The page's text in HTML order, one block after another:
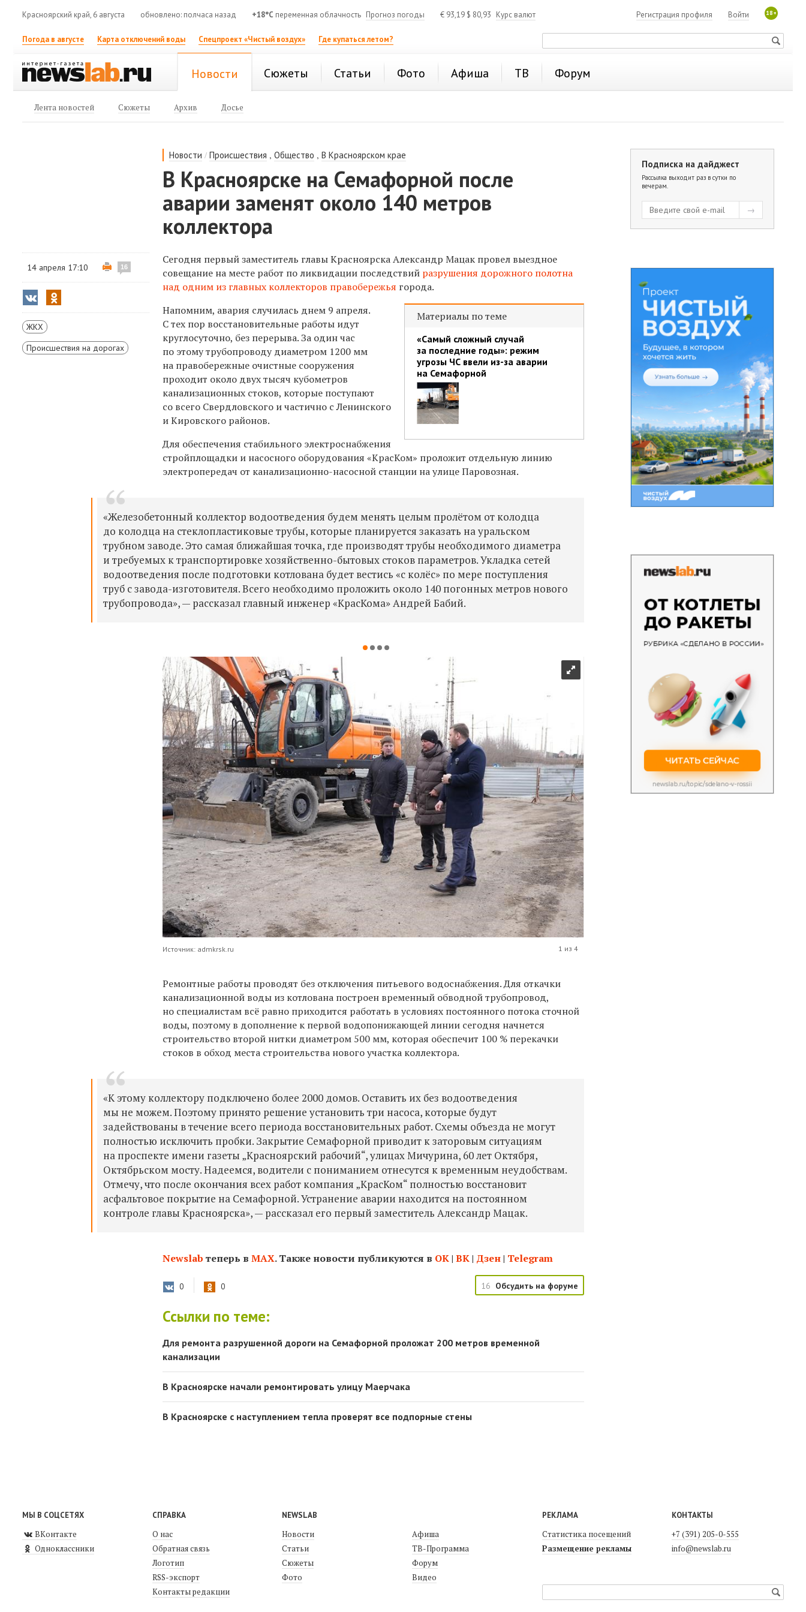
Красноярский край, 6 августа обновлено: полчаса назад +18°C переменная облачность Прогноз погоды € 93,19 $ 80,93 Курс валют 18+
Войти
Регистрация профиля
Погода в августе Карта отключений воды Спецпроект «Чистый воздух» Где купаться летом?
Новости Сюжеты Статьи Фото Афиша ТВ Форум
Лента новостей Сюжеты Архив Досье
Новости /Происшествия ,Общество ,В Красноярском крае
В Красноярске на Семафорной после
аварии заменят около 140 метров
коллектора
14 апреля 17:10 16
ЖКХ
Происшествия на дорогах
Сегодня первый заместитель главы Красноярска Александр Мацак провел выездное
совещание на месте работ по ликвидации последствий разрушения дорожного полотна
над одним из главных коллекторов правобережья города.
Материалы по теме
«Самый сложный случай
за последние годы»: режим
угрозы ЧС ввели из-за аварии
на Семафорной
Напомним, авария случилась днем 9 апреля.
С тех пор восстановительные работы идут
круглосуточно, без перерыва. За один час
по этому трубопроводу диаметром 1200 мм
на правобережные очистные сооружения
проходит около двух тысяч кубометров
канализационных стоков, которые поступают
со всего Свердловского и частично с Ленинского
и Кировского районов.
​Для обеспечения стабильного электроснабжения
стройплощадки и насосного оборудования «КрасКом» проложит отдельную линию
электропередач от канализационно-насосной станции на улице Паровозная.
«Железобетонный коллектор водоотведения будем менять целым пролётом от колодца
до колодца на стеклопластиковые трубы, которые планируется заказать на уральском
трубном заводе. Это самая ближайшая точка, где производят трубы необходимого диаметра
и требуемых к транспортировке хозяйственно-бытовых стоков ​ параметров. Укладка сетей
водоотведения после подготовки котлована будет вестись «с колёс» по мере поступления
труб с завода-изготовителя. Всего необходимо проложить около 140 погонных метров нового
трубопровода»,​— рассказал главный инженер «КрасКома» Андрей Бабий.
Источник: admkrsk.ru 1 из 4
Ремонтные работы проводят без отключения питьевого водоснабжения. Для откачки
канализационной воды из котлована построен временный обводной трубопровод,
но специалистам всё равно приходится работать в условиях постоянного потока сточной
воды, поэтому в дополнение к первой водопонижающей линии сегодня начнется
строительство второй нитки диаметром 500 мм, которая обеспечит 100 % перекачки
стоков в обход места строительства нового участка коллектора.
«К этому коллектору подключено более 2000 домов. Оставить их без водоотведения
мы не можем. Поэтому принято решение установить три насоса, которые будут
задействованы в течение всего периода восстановительных работ. Схемы объезда не могут
полностью исключить пробки. Закрытие Семафорной приводит к заторовым ситуациям
на проспекте имени газеты „Красноярский рабочий“, улицах Мичурина, 60 лет Октября,
Октябрьском мосту. Надеемся, водители с пониманием отнесутся к временным неудобствам.
Отмечу, что после окончания всех работ компания „КрасКом“ полностью восстановит
асфальтовое по​крытие на Семафорной. Устранение аварии находится на постоянном
контроле главы Красноярска», — рассказал его первый заместитель Александр Мацак.
Newslab теперь вМАХ. Также новости публикуются в ОК| ВК| Дзен| Telegram
0 0 16 Обсудить на форуме
Ссылки по теме:
Для ремонта разрушенной дороги на Семафорной проложат 200 метров временной
канализации
В Красноярске начали ремонтировать улицу Маерчака
В Красноярске с наступлением тепла проверят все подпорные стены
Подписка на дайджест
Рассылка выходит раз в сутки по
вечерам.
МЫ В СОЦСЕТЯХ
ВКонтакте
Одноклассники
СПРАВКА
О нас
Обратная связь
Логотип
RSS-экспорт
Контакты редакции
NEWSLAB
Новости
Статьи
Сюжеты
Фото
Афиша
ТВ-Программа
Форум
Видео
РЕКЛАМА
Статистика посещений
Размещение рекламы
КОНТАКТЫ
+7 (391) 205-0-555
info@newslab.ru